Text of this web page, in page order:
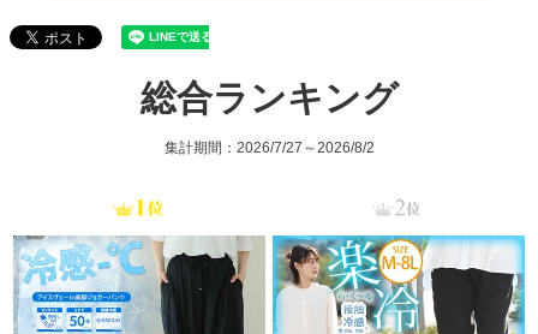
総合ランキング
集計期間：2026/7/27～2026/8/2